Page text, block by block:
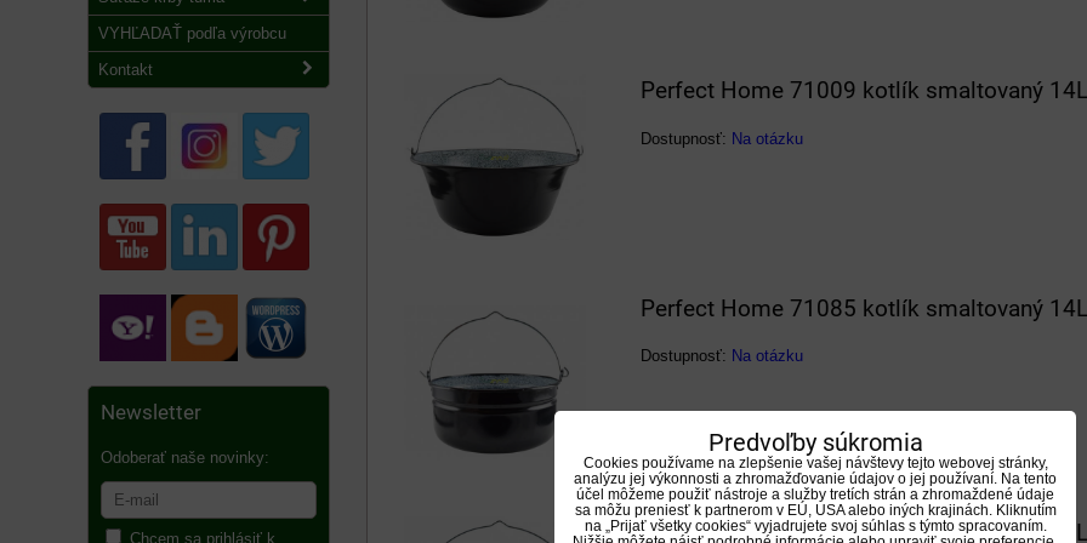
Perfect Home 71009 kotlík smaltovaný 14L
Dostupnosť: Na otázku
Perfect Home 71085 kotlík smaltovaný 14L
Dostupnosť: Na otázku
Perfect Home 71051 kotlík smaltovaný 16L
VYHĽADAŤ podľa výrobcu
Kontakt
Newsletter
Odoberať naše novinky:
Chcem sa prihlásiť k
Predvoľby súkromia
Cookies používame na zlepšenie vašej návštevy tejto webovej stránky,
analýzu jej výkonnosti a zhromažďovanie údajov o jej používaní. Na tento
účel môžeme použiť nástroje a služby tretích strán a zhromaždené údaje
sa môžu preniesť k partnerom v EÚ, USA alebo iných krajinách. Kliknutím
na „Prijať všetky cookies“ vyjadrujete svoj súhlas s týmto spracovaním.